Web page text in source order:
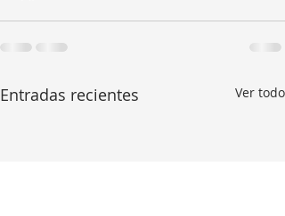
Entradas recientes Ver todo